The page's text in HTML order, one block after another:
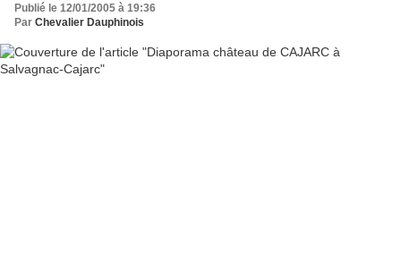
Publié le 12/01/2005 à 19:36
Par Chevalier Dauphinois